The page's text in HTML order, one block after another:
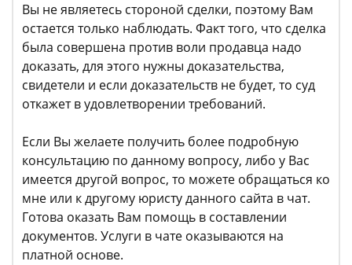
Вы не являетесь стороной сделки, поэтому Вам
остается только наблюдать. Факт того, что сделка
была совершена против воли продавца надо
доказать, для этого нужны доказательства,
свидетели и если доказательств не будет, то суд
откажет в удовлетворении требований.
Если Вы желаете получить более подробную
консультацию по данному вопросу, либо у Вас
имеется другой вопрос, то можете обращаться ко
мне или к другому юристу данного сайта в чат.
Готова оказать Вам помощь в составлении
документов. Услуги в чате оказываются на
платной основе.